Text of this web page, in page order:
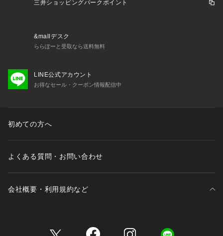
のミックススタイルを提案します。
▼商品のお気に入り登録
完売しているカラーの再入荷通知や、ラスト1点、セールの通
新商品や再入荷など、いち早くブランドの情報を受け取ること
ができます。
※照明の関係により、実際よりも色味が違って見える場合があ
ります。また、パソコン・スマートフォンなどの環境により、
三井ショッピングパークポイント
&mallデスク
ららぽーと受取なら送料無料
LINE公式アカウント
お得なセール・クーポン情報配信中
初めての方へ
よくある質問・お問い合わせ
会社概要・利用規約など